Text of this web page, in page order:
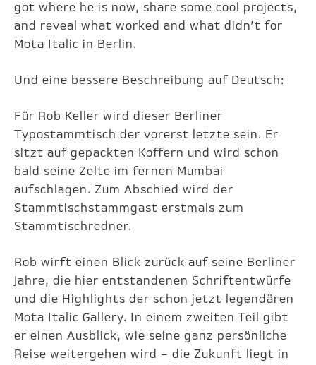
got where he is now, share some cool projects,
and reveal what worked and what didn’t for
Mota Italic in Berlin.
Und eine bessere Beschreibung auf Deutsch:
Für Rob Keller wird dieser Berliner
Typostammtisch der vorerst letzte sein. Er
sitzt auf gepackten Koffern und wird schon
bald seine Zelte im fernen Mumbai
aufschlagen. Zum Abschied wird der
Stammtischstammgast erstmals zum
Stammtischredner.
Rob wirft einen Blick zurück auf seine Berliner
Jahre, die hier entstandenen Schriftentwürfe
und die Highlights der schon jetzt legendären
Mota Italic Gallery. In einem zweiten Teil gibt
er einen Ausblick, wie seine ganz persönliche
Reise weitergehen wird – die Zukunft liegt in